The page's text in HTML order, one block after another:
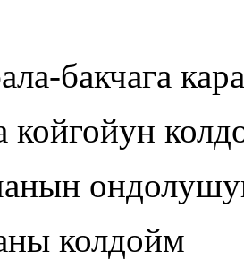
бакчага
койгойун
колдойм